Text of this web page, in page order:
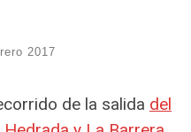
2017
de la salida del